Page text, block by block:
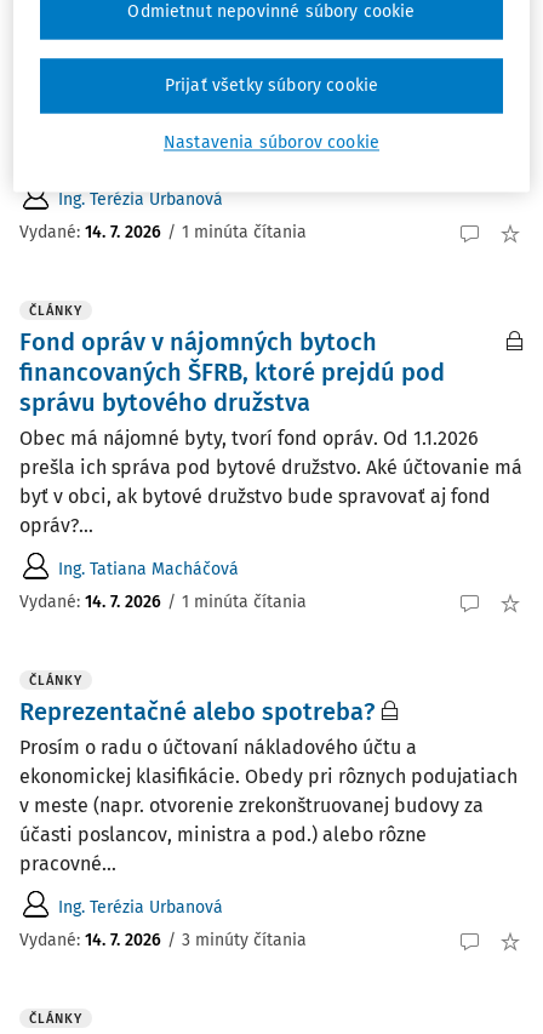
Technické zhodnotenie
máme zverenú do správy. Vykurovanie je riešené pecou
sme kúpiť ešte jednu pec. V pôvodnej...
Ing. Terézia Urbanová
Vydané: 14. 7. 2026 / 1 minúta čítania
ČLÁNKY
Fond opráv v nájomných bytoch
financovaných ŠFRB, ktoré prejdú pod
správu bytového družstva
Obec má nájomné byty, tvorí fond opráv. Od 1.1.2026
prešla ich správa pod bytové družstvo. Aké účtovanie má
byť v obci, ak bytové družstvo bude spravovať aj fond
opráv?...
Ing. Tatiana Macháčová
Vydané: 14. 7. 2026 / 1 minúta čítania
ČLÁNKY
Reprezentačné alebo spotreba?
Prosím o radu o účtovaní nákladového účtu a
ekonomickej klasifikácie. Obedy pri rôznych po­dujatiach
v meste (napr. otvorenie zrekonštruovanej budovy za
účasti poslancov, ministra a pod.) alebo rôzne
pracovné...
Ing. Terézia Urbanová
Vydané: 14. 7. 2026 / 3 minúty čítania
ČLÁNKY
Nastavenia súborov cookie
Odmietnut nepovinné súbory cookie
Prijať všetky súbory cookie